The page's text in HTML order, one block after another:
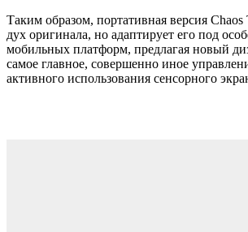
Таким образом, портативная версия Chaos
дух оригинала, но адаптирует его под
мобильных платформ, предлагая новый
самое главное, совершенно иное
активного использования сенсорного